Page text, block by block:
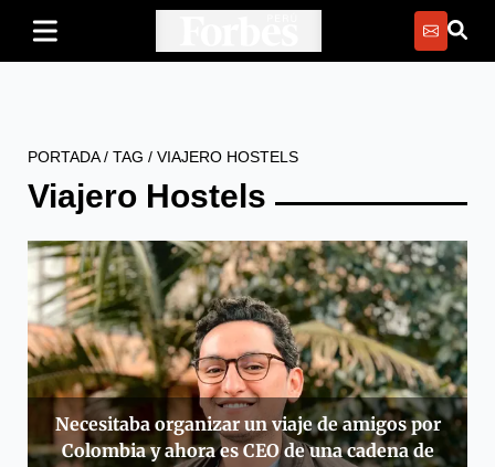
PORTADA/ TAG / VIAJERO HOSTELS
Viajero Hostels
Necesitaba organizar un viaje de amigos por
Colombia y ahora es CEO de una cadena de